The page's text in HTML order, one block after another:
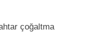
çoğaltma